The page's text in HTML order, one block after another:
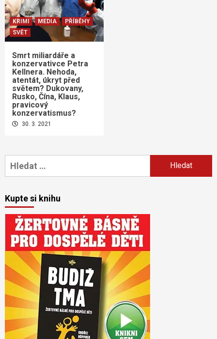
KRIMI MEDIA
PŘÍBĚHY
SVĚT
Smrt miliardáře a
konzervativce Petra
Kellnera. Nehoda,
atentát, úkryt před
světem? Dukovany,
Rusko, Čína, Klaus,
pravicový
konzervatismus?
30. 3. 2021
Vyhledávání
Kupte si knihu